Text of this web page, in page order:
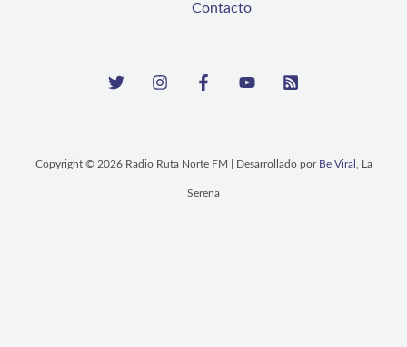
Contacto
Copyright © 2026 Radio Ruta Norte FM | Desarrollado por Be Viral , La
Serena